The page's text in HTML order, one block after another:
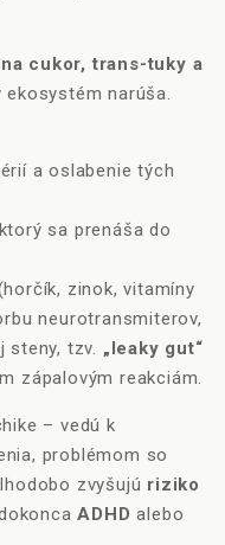
cukor, trans-tuky a
narúša.
a oslabenie tých
sa prenáša do
zinok, vitamíny
neurotransmiterov,
steny, tzv. „leaky gut“
zápalovým reakciám.
– vedú k
problémom so
zvyšujú riziko
ADHD alebo